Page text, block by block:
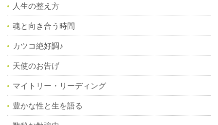
人生の整え方
魂と向き合う時間
カツコ絶好調♪
天使のお告げ
マイトリー・リーディング
豊かな性と生を語る